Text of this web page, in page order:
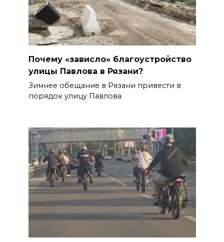
Почему «зависло» благоустройство
улицы Павлова в Рязани?
Зимнее обещание в Рязани привести в
порядок улицу Павлова